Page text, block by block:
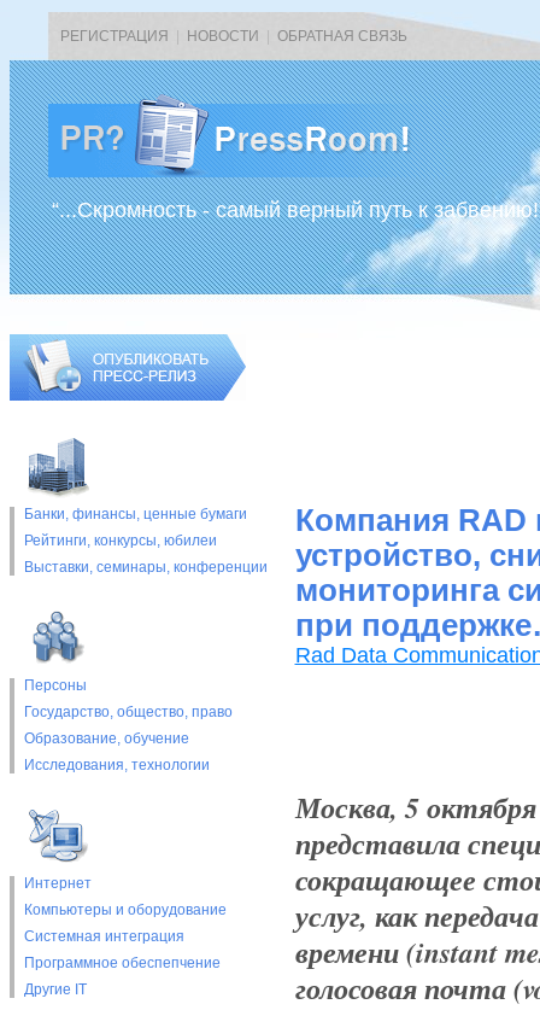
РЕГИСТРАЦИЯ НОВОСТИ ОБРАТНАЯ СВЯЗЬ
“...Скромность - самый верный путь к
Банки, финансы, ценные бумаги
Рейтинги, конкурсы, юбилеи
Выставки, cеминары, конференции
Персоны
Государство, общество, право
Образование, обучение
Исследования, технологии
Интернет
Компьютеры и оборудование
Системная интеграция
Программное обеспепчение
Другие IT
Компания RAD
устройство,
мониторинга
при
Rad Data
Москва, 5
представила
сокращающее
услуг, как
времени (instant
голосовая почта